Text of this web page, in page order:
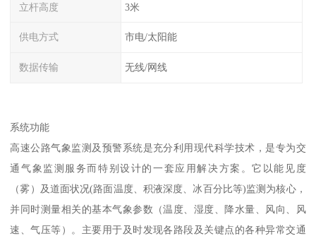
立杆高度 3米
供电方式 市电/太阳能
数据传输 无线/网线
系统功能
高速公路气象监测及预警系统是充分利用现代科学技术，是专为交
通气象监测服务而特别设计的一套应用解决方案。它以能见度
（雾）及道面状况(路面温度、积液深度、冰百分比等)监测为核心，
并同时测量相关的基本气象参数（温度、湿度、降水量、风向、风
速、气压等）。主要用于及时发现各路段及关键点的各种异常交通